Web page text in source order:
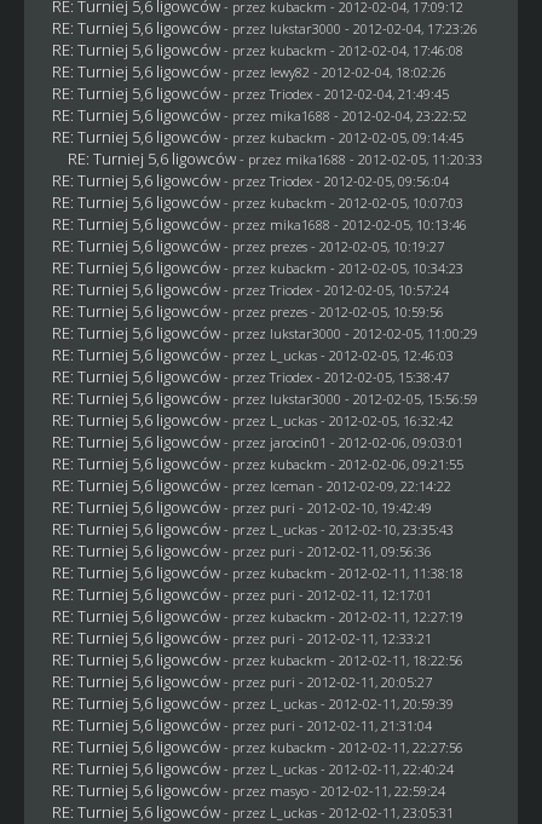
RE: Turniej 5,6 ligowców - przez kubackm - 2012-02-04, 17:09:12
RE: Turniej 5,6 ligowców - przez lukstar3000 - 2012-02-04, 17:23:26
RE: Turniej 5,6 ligowców - przez kubackm - 2012-02-04, 17:46:08
RE: Turniej 5,6 ligowców - przez lewy82 - 2012-02-04, 18:02:26
RE: Turniej 5,6 ligowców - przezTriodex- 2012-02-04, 21:49:45
RE: Turniej 5,6 ligowców - przez mika1688 - 2012-02-04, 23:22:52
RE: Turniej 5,6 ligowców - przez kubackm - 2012-02-05, 09:14:45
RE: Turniej 5,6 ligowców - przez mika1688 - 2012-02-05, 11:20:33
RE: Turniej 5,6 ligowców - przezTriodex- 2012-02-05, 09:56:04
RE: Turniej 5,6 ligowców - przez kubackm - 2012-02-05, 10:07:03
RE: Turniej 5,6 ligowców - przez mika1688 - 2012-02-05, 10:13:46
RE: Turniej 5,6 ligowców - przez prezes- 2012-02-05, 10:19:27
RE: Turniej 5,6 ligowców - przez kubackm - 2012-02-05, 10:34:23
RE: Turniej 5,6 ligowców - przezTriodex- 2012-02-05, 10:57:24
RE: Turniej 5,6 ligowców - przez prezes- 2012-02-05, 10:59:56
RE: Turniej 5,6 ligowców - przez lukstar3000 - 2012-02-05, 11:00:29
RE: Turniej 5,6 ligowców - przez L_uckas- 2012-02-05, 12:46:03
RE: Turniej 5,6 ligowców - przezTriodex- 2012-02-05, 15:38:47
RE: Turniej 5,6 ligowców - przez lukstar3000 - 2012-02-05, 15:56:59
RE: Turniej 5,6 ligowców - przez L_uckas- 2012-02-05, 16:32:42
RE: Turniej 5,6 ligowców - przez jarocin01 - 2012-02-06, 09:03:01
RE: Turniej 5,6 ligowców - przez kubackm - 2012-02-06, 09:21:55
RE: Turniej 5,6 ligowców - przez Iceman - 2012-02-09, 22:14:22
RE: Turniej 5,6 ligowców - przez puri - 2012-02-10, 19:42:49
RE: Turniej 5,6 ligowców - przez L_uckas- 2012-02-10, 23:35:43
RE: Turniej 5,6 ligowców - przez puri - 2012-02-11, 09:56:36
RE: Turniej 5,6 ligowców - przez kubackm - 2012-02-11, 11:38:18
RE: Turniej 5,6 ligowców - przez puri - 2012-02-11, 12:17:01
RE: Turniej 5,6 ligowców - przez kubackm - 2012-02-11, 12:27:19
RE: Turniej 5,6 ligowców - przez puri - 2012-02-11, 12:33:21
RE: Turniej 5,6 ligowców - przez kubackm - 2012-02-11, 18:22:56
RE: Turniej 5,6 ligowców - przez puri - 2012-02-11, 20:05:27
RE: Turniej 5,6 ligowców - przez L_uckas- 2012-02-11, 20:59:39
RE: Turniej 5,6 ligowców - przez puri - 2012-02-11, 21:31:04
RE: Turniej 5,6 ligowców - przez kubackm - 2012-02-11, 22:27:56
RE: Turniej 5,6 ligowców - przez L_uckas- 2012-02-11, 22:40:24
RE: Turniej 5,6 ligowców - przez masyo- 2012-02-11, 22:59:24
RE: Turniej 5,6 ligowców - przez L_uckas- 2012-02-11, 23:05:31